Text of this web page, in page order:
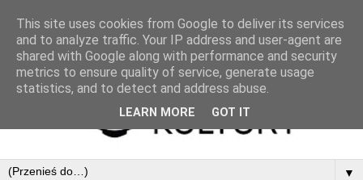
▼
This site uses cookies from Google to deliver its services
and to analyze traffic. Your IP address and user-agent are
shared with Google along with performance and security
metrics to ensure quality of service, generate usage
statistics, and to detect and address abuse.
LEARN MORE GOT IT